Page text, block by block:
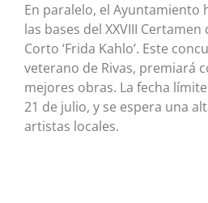
En paralelo, el Ayuntamiento
las bases del XXVIII
Corto ‘Frida Kahlo’. Este
veterano de Rivas, premiará
mejores obras. La fecha
21 de julio, y se espera una
artistas locales.